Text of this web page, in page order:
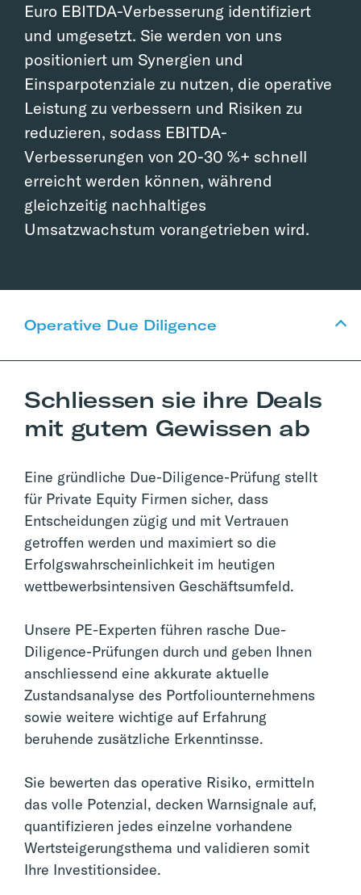
Euro EBITDA-Verbesserung identifiziert
und umgesetzt. Sie werden von uns
positioniert um Synergien und
Einsparpotenziale zu nutzen, die operative
Leistung zu verbessern und Risiken zu
reduzieren, sodass EBITDA-
Verbesserungen von 20-30 %+ schnell
erreicht werden können, während
gleichzeitig nachhaltiges
Umsatzwachstum vorangetrieben wird.
Operative Due Diligence
Schliessen sie ihre Deals
mit gutem Gewissen ab
Eine gründliche Due-Diligence-Prüfung stellt
für Private Equity Firmen sicher, dass
Entscheidungen zügig und mit Vertrauen
getroffen werden und maximiert so die
Erfolgswahrscheinlichkeit im heutigen
wettbewerbsintensiven Geschäftsumfeld.
Unsere PE-Experten führen rasche Due-
Diligence-Prüfungen durch und geben Ihnen
anschliessend eine akkurate aktuelle
Zustandsanalyse des Portfoliounternehmens
sowie weitere wichtige auf Erfahrung
beruhende zusätzliche Erkenntinsse.
Sie bewerten das operative Risiko, ermitteln
das volle Potenzial, decken Warnsignale auf,
quantifizieren jedes einzelne vorhandene
Wertsteigerungsthema und validieren somit
Ihre Investitionsidee.